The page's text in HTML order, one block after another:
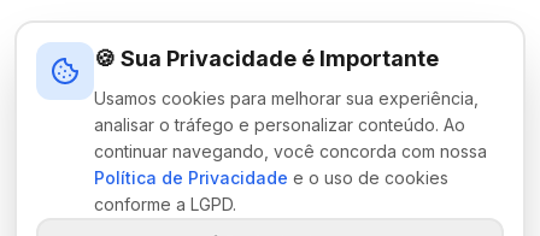
🍪 Sua Privacidade é Importante
Usamos cookies para melhorar sua experiência,
analisar o tráfego e personalizar conteúdo. Ao
continuar navegando, você concorda com nossa
Política de Privacidade e o uso de cookies
conforme a LGPD.